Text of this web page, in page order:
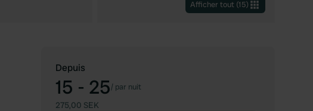
Afficher tout (15)
Depuis
15 - 25/ par nuit
275,00 SEK